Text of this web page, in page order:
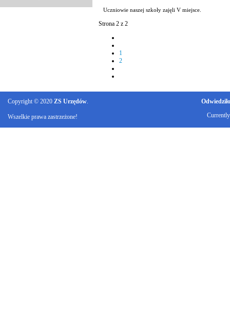
Uczniowie naszej szkoły zajęli V miejsce.
Strona 2 z 2
1
2
Copyright © 2020 ZS Urzędów.
Wszelkie prawa zastrzeżone!